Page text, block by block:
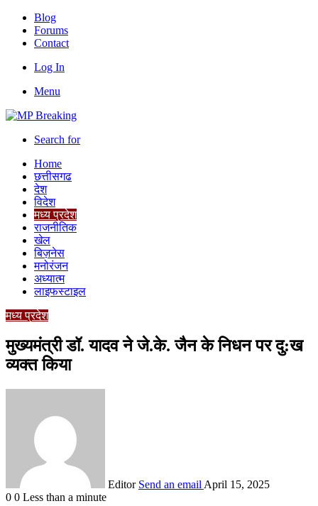
Blog
Forums
Contact
Log In
Menu
Search for
Home
छत्तीसगढ
देश
विदेश
मध्य प्रदेश
राजनीतिक
खेल
बिज़नेस
मनोरंजन
अध्यात्म
लाइफस्टाइल
मध्य प्रदेश
मुख्यमंत्री डॉ. यादव ने जे.के. जैन के निधन पर दु:ख
व्यक्त किया
Editor Send an email April 15, 2025
0 0 Less than a minute